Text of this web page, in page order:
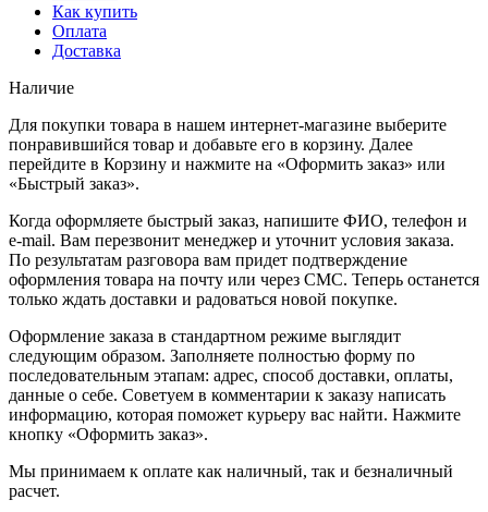
Как купить
Оплата
Доставка
Наличие
Для покупки товара в нашем интернет-магазине выберите
понравившийся товар и добавьте его в корзину. Далее
перейдите в Корзину и нажмите на «Оформить заказ» или
«Быстрый заказ».
Когда оформляете быстрый заказ, напишите ФИО, телефон и
e-mail. Вам перезвонит менеджер и уточнит условия заказа.
По результатам разговора вам придет подтверждение
оформления товара на почту или через СМС. Теперь останется
только ждать доставки и радоваться новой покупке.
Оформление заказа в стандартном режиме выглядит
следующим образом. Заполняете полностью форму по
последовательным этапам: адрес, способ доставки, оплаты,
данные о себе. Советуем в комментарии к заказу написать
информацию, которая поможет курьеру вас найти. Нажмите
кнопку «Оформить заказ».
Мы принимаем к оплате как наличный, так и безналичный
расчет.